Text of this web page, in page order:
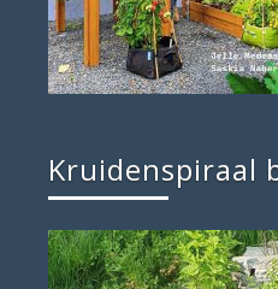
Kruidenspiraal